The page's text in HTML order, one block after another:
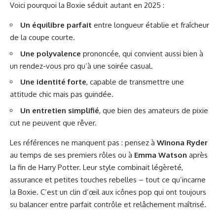
Voici pourquoi la Boxie séduit autant en 2025 :
Un équilibre parfait entre longueur établie et fraîcheur
de la coupe courte.
Une polyvalence prononcée, qui convient aussi bien à
un rendez-vous pro qu’à une soirée casual.
Une identité forte, capable de transmettre une
attitude chic mais pas guindée.
Un entretien simplifié, que bien des amateurs de pixie
cut ne peuvent que rêver.
Les références ne manquent pas : pensez à Winona Ryder
au temps de ses premiers rôles ou à Emma Watson après
la fin de Harry Potter. Leur style combinait légèreté,
assurance et petites touches rebelles – tout ce qu’incarne
la Boxie. C’est un clin d’œil aux icônes pop qui ont toujours
su balancer entre parfait contrôle et relâchement maîtrisé.